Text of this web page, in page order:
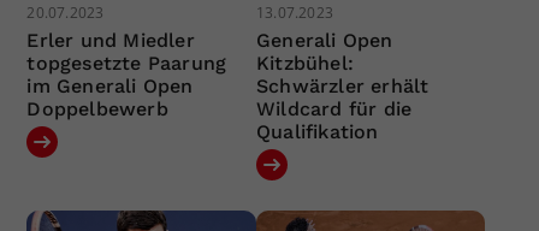
20.07.2023
Erler und Miedler
topgesetzte Paarung
im Generali Open
Doppelbewerb
13.07.2023
Generali Open
Kitzbühel:
Schwärzler erhält
Wildcard für die
Qualifikation